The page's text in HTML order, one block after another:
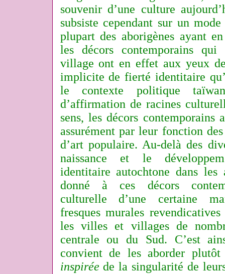
souvenir d’une culture
subsiste cependant sur un
plupart des aborigènes ayant
les décors contemporains
village ont en effet aux yeux
implicite de fierté identitaire
le contexte politique
d’affirmation de racines
sens, les décors contemporains
assurément par leur fonction
d’art populaire. Au-delà des
naissance et le
identitaire autochtone dans les
donné à ces décors
culturelle d’une certaine
fresques murales
les villes et villages de
centrale ou du Sud. C’est
convient de les aborder plutôt
inspirée de la singularité de